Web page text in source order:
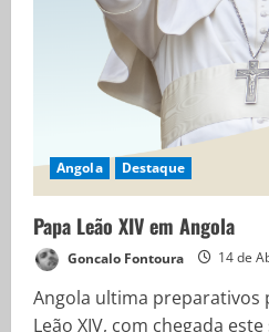
Angola Destaque
Papa Leão XIV em Angola
Goncalo Fontoura 14 de
Angola ultima preparativos
Leão XIV, com chegada